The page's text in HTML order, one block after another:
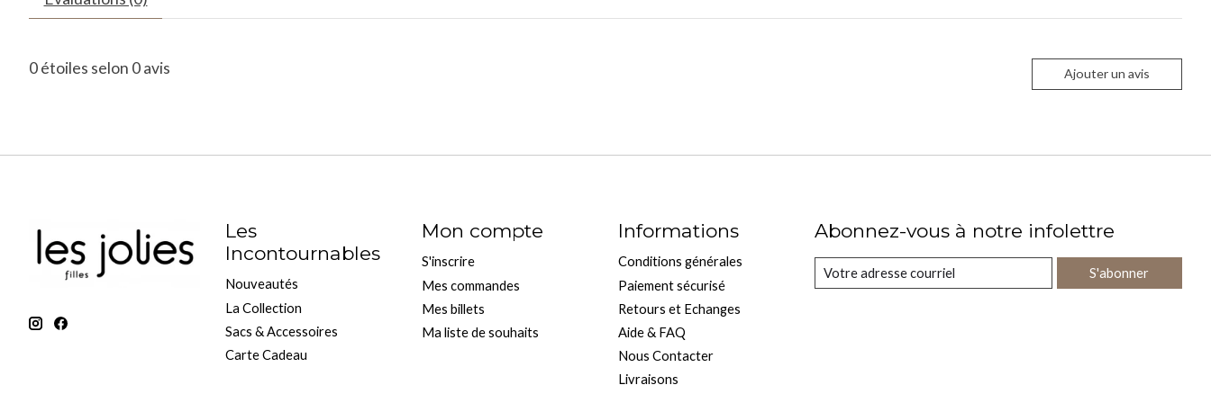
0étoiles selon 0avis Ajouter un avis
Les
Incontournables
Nouveautés
La Collection
Sacs & Accessoires
Carte Cadeau
Mon compte
S'inscrire
Mes commandes
Mes billets
Ma liste de souhaits
Informations
Conditions générales
Paiement sécurisé
Retours et Echanges
Aide & FAQ
Nous Contacter
Livraisons
Abonnez-vous à notre infolettre
S'abonner